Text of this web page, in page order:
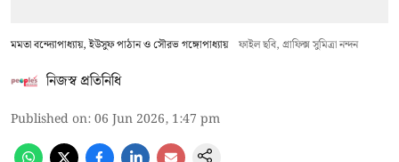
মমতা বন্দ্যোপাধ্যায়, ইউসুফ পাঠান ও সৌরভ গঙ্গোপাধ্যায় ফাইল ছবি, গ্রাফিক্স সুমিত্রা নন্দন
নিজস্ব প্রতিনিধি
Published on:06 Jun 2026, 1:47 pm